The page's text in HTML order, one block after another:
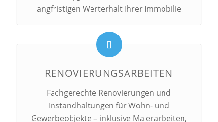
langfristigen Werterhalt Ihrer Immobilie.
RENOVIERUNGSARBEITEN
Fachgerechte Renovierungen und
Instandhaltungen für Wohn- und
Gewerbeobjekte – inklusive Malerarbeiten,